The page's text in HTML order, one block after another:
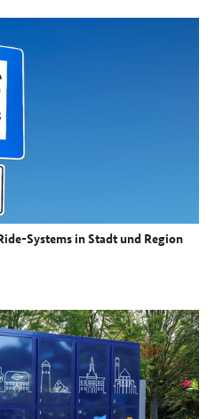
Systems in Stadt und Region